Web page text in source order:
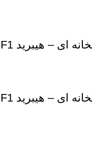
بذر گوجه گلخانه ای 4224 – گلخانه ای – هیبرید F1
بذر گوجه گلخانه ای 4129 – گلخانه ای – هیبرید F1